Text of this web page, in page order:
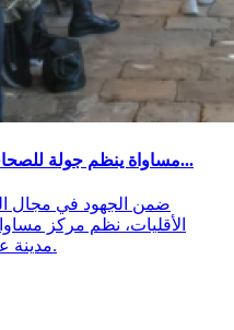
مساواة ينظم جولة للصحافيين الروس في عكا "للتعرف على...
ضمن الجهود في مجال
الأقليات، نظم مركز
مدينة عكا لمجموعة من الصحافيين الروس.